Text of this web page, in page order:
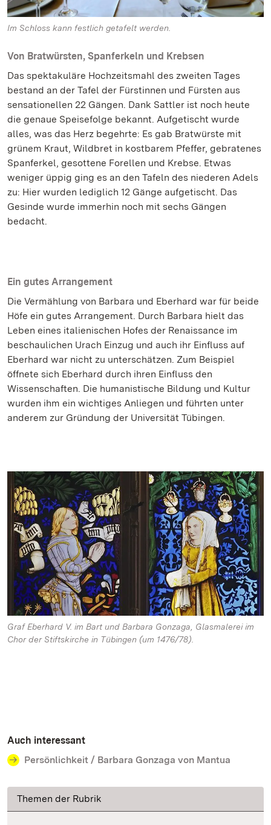
Im Schloss kann festlich getafelt werden.
Von Bratwürsten, Spanferkeln und Krebsen
Das spektakuläre Hochzeitsmahl des zweiten Tages
bestand an der Tafel der Fürstinnen und Fürsten aus
sensationellen 22 Gängen. Dank Sattler ist noch heute
die genaue Speisefolge bekannt. Aufgetischt wurde
alles, was das Herz begehrte: Es gab Bratwürste mit
grünem Kraut, Wildbret in kostbarem Pfeffer, gebratenes
Spanferkel, gesottene Forellen und Krebse. Etwas
weniger üppig ging es an den Tafeln des niederen Adels
zu: Hier wurden lediglich 12 Gänge aufgetischt. Das
Gesinde wurde immerhin noch mit sechs Gängen
bedacht.
Ein gutes Arrangement
Die Vermählung von Barbara und Eberhard war für beide
Höfe ein gutes Arrangement. Durch Barbara hielt das
Leben eines italienischen Hofes der Renaissance im
beschaulichen Urach Einzug und auch ihr Einfluss auf
Eberhard war nicht zu unterschätzen. Zum Beispiel
öffnete sich Eberhard durch ihren Einfluss den
Wissenschaften. Die humanistische Bildung und Kultur
wurden ihm ein wichtiges Anliegen und führten unter
anderem zur Gründung der Universität Tübingen.
Graf Eberhard V. im Bart und Barbara Gonzaga, Glasmalerei im
Chor der Stiftskirche in Tübingen (um 1476/78).
Auch interessant
Persönlichkeit / Barbara Gonzaga von Mantua
Themen der Rubrik